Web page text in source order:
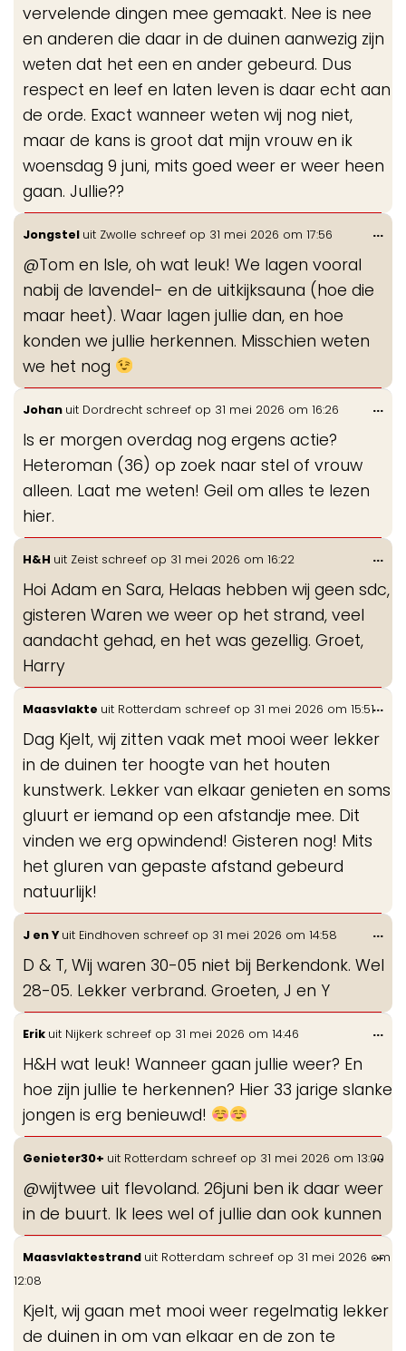
vervelende dingen mee gemaakt. Nee is nee
en anderen die daar in de duinen aanwezig zijn
weten dat het een en ander gebeurd. Dus
respect en leef en laten leven is daar echt aan
de orde. Exact wanneer weten wij nog niet,
maar de kans is groot dat mijn vrouw en ik
woensdag 9 juni, mits goed weer er weer heen
gaan. Jullie??
Jongstel uit Zwolle schreef op 31 mei 2026 om 17:56
@Tom en Isle, oh wat leuk! We lagen vooral
nabij de lavendel- en de uitkijksauna (hoe die
maar heet). Waar lagen jullie dan, en hoe
konden we jullie herkennen. Misschien weten
we het nog
...
Johan uit Dordrecht schreef op 31 mei 2026 om 16:26
Is er morgen overdag nog ergens actie?
Heteroman (36) op zoek naar stel of vrouw
alleen. Laat me weten! Geil om alles te lezen
hier.
...
H&H uit Zeist schreef op 31 mei 2026 om 16:22
Hoi Adam en Sara, Helaas hebben wij geen sdc,
gisteren Waren we weer op het strand, veel
aandacht gehad, en het was gezellig. Groet,
Harry
...
Maasvlakte uit Rotterdam schreef op 31 mei 2026 om 15:51
Dag Kjelt, wij zitten vaak met mooi weer lekker
in de duinen ter hoogte van het houten
kunstwerk. Lekker van elkaar genieten en soms
gluurt er iemand op een afstandje mee. Dit
vinden we erg opwindend! Gisteren nog! Mits
het gluren van gepaste afstand gebeurd
natuurlijk!
...
J en Yuit Eindhoven schreef op 31 mei 2026 om 14:58
D & T, Wij waren 30-05 niet bij Berkendonk. Wel
28-05. Lekker verbrand. Groeten, J en Y
...
Erik uit Nijkerk schreef op 31 mei 2026 om 14:46
H&H wat leuk! Wanneer gaan jullie weer? En
hoe zijn jullie te herkennen? Hier 33 jarige slanke
jongen is erg benieuwd!
...
Genieter30+ uit Rotterdam schreef op 31 mei 2026 om 13:00
@wijtwee uit flevoland. 26juni ben ik daar weer
in de buurt. Ik lees wel of jullie dan ook kunnen
...
Maasvlaktestrand uit Rotterdam schreef op 31 mei 2026 om
12:08
Kjelt, wij gaan met mooi weer regelmatig lekker
de duinen in om van elkaar en de zon te
...